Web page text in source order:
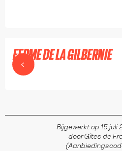
FERME DE LA GILBERNIE
NOIRÉTABLE
Bijgewerkt op 15 juli
door Gîtes de